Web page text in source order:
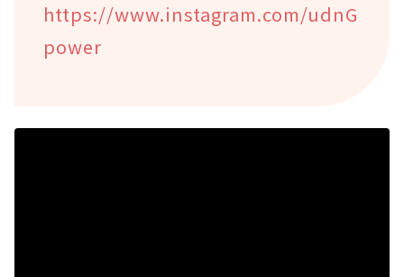
https://www.instagram.com/udnG
power